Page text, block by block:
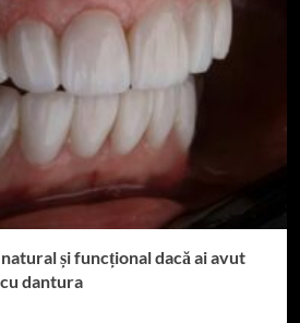
și funcțional dacă ai avut
dantura